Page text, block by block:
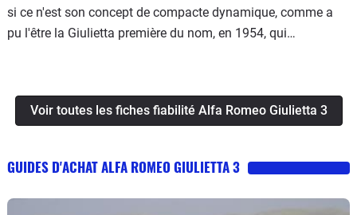
si ce n'est son concept de compacte dynamique, comme a
pu l'être la Giulietta première du nom, en 1954, qui
Voir toutes les fiches fiabilité Alfa Romeo Giulietta 3
GUIDES D'ACHAT ALFA ROMEO GIULIETTA 3